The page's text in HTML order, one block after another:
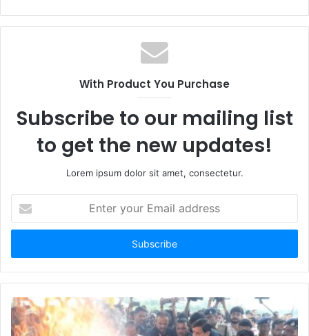
With Product You Purchase
Subscribe to our mailing list
to get the new updates!
Lorem ipsum dolor sit amet, consectetur.
your
Email